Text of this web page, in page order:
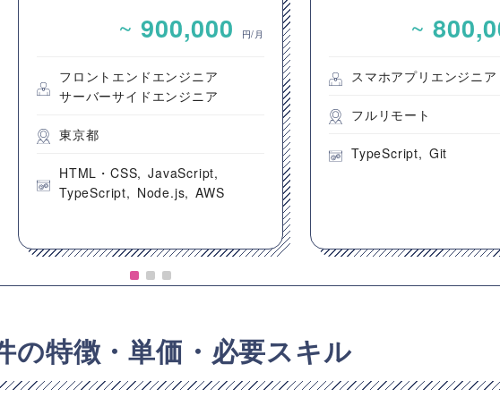
のフロントエンド開発案件
~ 900,000 円/月
フロントエンドエンジニア
サーバーサイドエンジニア
東京都
HTML・CSS
JavaScript
TypeScript
Node.js AWS
~
スマホアプリエンジニア
フルリモート
TypeScript Git
の特徴・単価・必要スキル